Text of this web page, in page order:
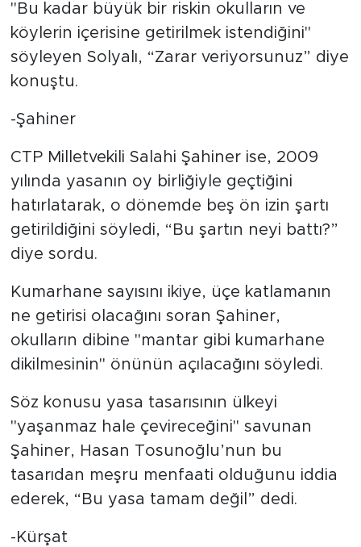
"Bu kadar büyük bir riskin okulların ve
köylerin içerisine getirilmek istendiğini"
söyleyen Solyalı, “Zarar veriyorsunuz” diye
konuştu.
-Şahiner
CTP Milletvekili Salahi Şahiner ise, 2009
yılında yasanın oy birliğiyle geçtiğini
hatırlatarak, o dönemde beş ön izin şartı
getirildiğini söyledi, “Bu şartın neyi battı?”
diye sordu.
Kumarhane sayısını ikiye, üçe katlamanın
ne getirisi olacağını soran Şahiner,
okulların dibine "mantar gibi kumarhane
dikilmesinin" önünün açılacağını söyledi.
Söz konusu yasa tasarısının ülkeyi
"yaşanmaz hale çevireceğini" savunan
Şahiner, Hasan Tosunoğlu’nun bu
tasarıdan meşru menfaati olduğunu iddia
ederek, “Bu yasa tamam değil” dedi.
-Kürşat